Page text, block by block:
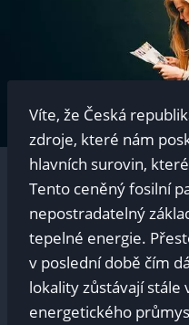
Víte, že Česká
zdroje, které nám
hlavních surovin,
Tento ceněný fosilní
nepostradatelný
tepelné energie.
v poslední době čím
lokality zůstávají
energetického